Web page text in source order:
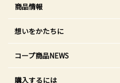
商品情報
想いをかたちに
コープ商品NEWS
購入するには